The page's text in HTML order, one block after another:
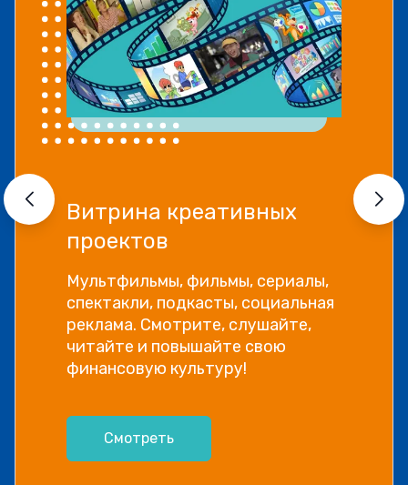
Витрина креативных
проектов
Мультфильмы, фильмы, сериалы,
спектакли, подкасты, социальная
реклама. Смотрите, слушайте,
читайте и повышайте свою
финансовую культуру!
Смотреть